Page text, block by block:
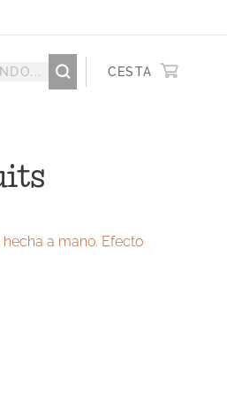
CESTA
a mano. Efecto